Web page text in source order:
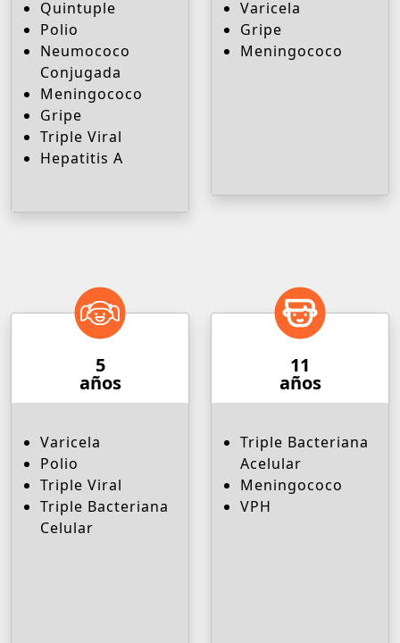
Quintuple
Polio
Neumococo
Conjugada
Meningococo
Gripe
Triple Viral
Hepatitis A
Varicela
Gripe
Meningococo
5
años
Varicela
Polio
Triple Viral
Triple Bacteriana
Celular
11
años
Triple Bacteriana
Acelular
Meningococo
VPH